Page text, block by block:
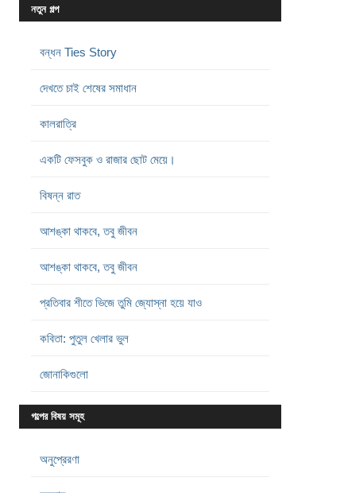
নতুন গল্প
বন্ধন Ties Story
দেখতে চাই শেষের সমাধান
কালরাত্রি
একটি ফেসবুক ও রাজার ছোট মেয়ে।
বিষন্ন রাত
আশঙ্কা থাকবে, তবু জীবন
আশঙ্কা থাকবে, তবু জীবন
প্রতিবার শীতে ভিজে তুমি জ্যোস্না হয়ে যাও
কবিতা: পুতুল খেলার ভুল
জোনাকিগুলো
গল্পের বিষয় সমূহ
অনুপ্রেরণা